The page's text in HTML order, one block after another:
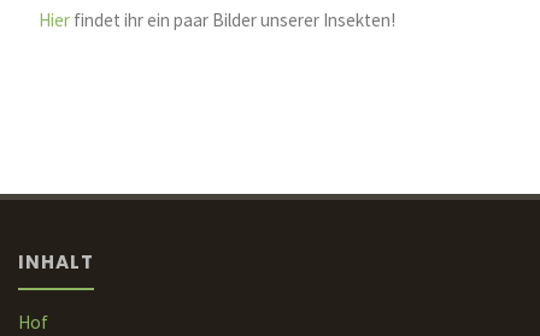
Hier findet ihr ein paar Bilder unserer Insekten!
INHALT
Hof